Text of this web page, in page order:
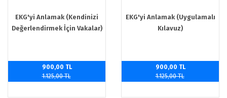
EKG'yi Anlamak (Kendinizi
Değerlendirmek İçin Vakalar)
900,00 TL
1.125,00 TL
EKG'yi Anlamak (Uygulamalı
Kılavuz)
900,00 TL
1.125,00 TL